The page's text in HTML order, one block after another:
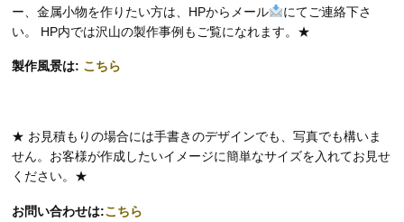
ー、金属小物を作りたい方は、HPからメール
にてご連絡下さ
い。 HP内では沢山の製作事例もご覧になれます。★
製作風景は: こちら
★ お見積もりの場合には手書きのデザインでも、写真でも構いま
せん。お客様が作成したいイメージに簡単なサイズを入れてお見せ
ください。★
お問い合わせは:こちら